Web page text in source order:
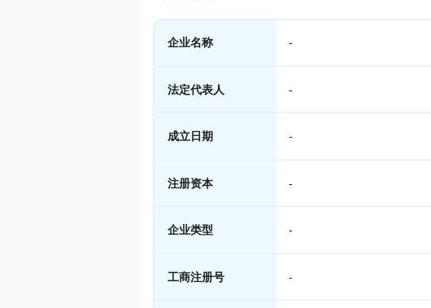
企业名称 -
法定代表人 -
成立日期 -
注册资本 -
企业类型 -
工商注册号 -